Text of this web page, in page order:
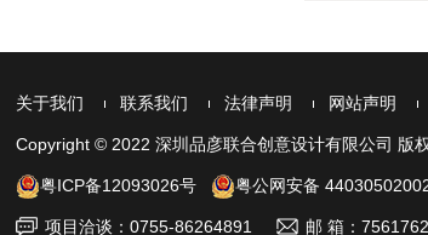
关于我们 联系我们 法律声明 网站声明
Copyright © 2022 深圳品彦联合创意设计有限公司 版
粤ICP备12093026号 粤公网安备
项目洽谈：0755-86264891 邮 箱：